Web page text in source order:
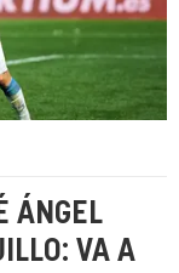
ÁNGEL
VA A